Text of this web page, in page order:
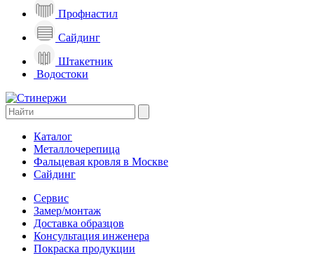
Профнастил
Сайдинг
Штакетник
Водостоки
Каталог
Металлочерепица
Фальцевая кровля в Москве
Сайдинг
Сервис
Замер/монтаж
Доставка образцов
Консультация инженера
Покраска продукции